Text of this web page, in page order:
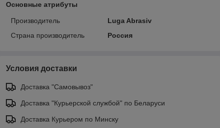
Основные атрибуты
Производитель
Luga Abrasiv
Страна производитель
Россия
Условия доставки
Доставка "Самовывоз"
Доставка "Курьерской службой" по Беларуси
Доставка Курьером по Минску